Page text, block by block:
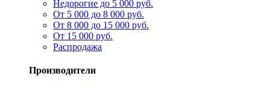
Недорогие до 5 000 руб.
От 5 000 до 8 000 руб.
От 8 000 до 15 000 руб.
От 15 000 руб.
Распродажа
Производители